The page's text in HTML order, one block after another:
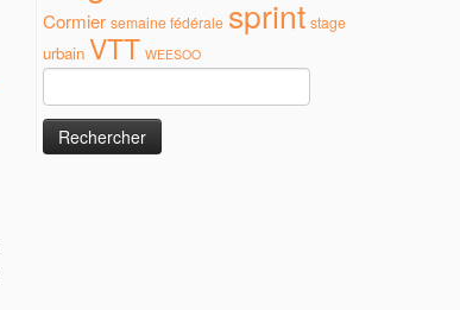
Cormier semaine fédérale sprint stage
urbain VTT WEESOO